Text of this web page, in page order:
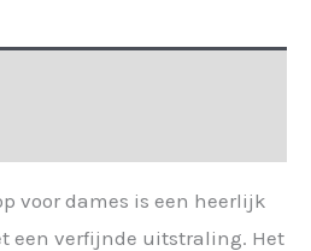
voor dames is een heerlijk
een verfijnde uitstraling. Het